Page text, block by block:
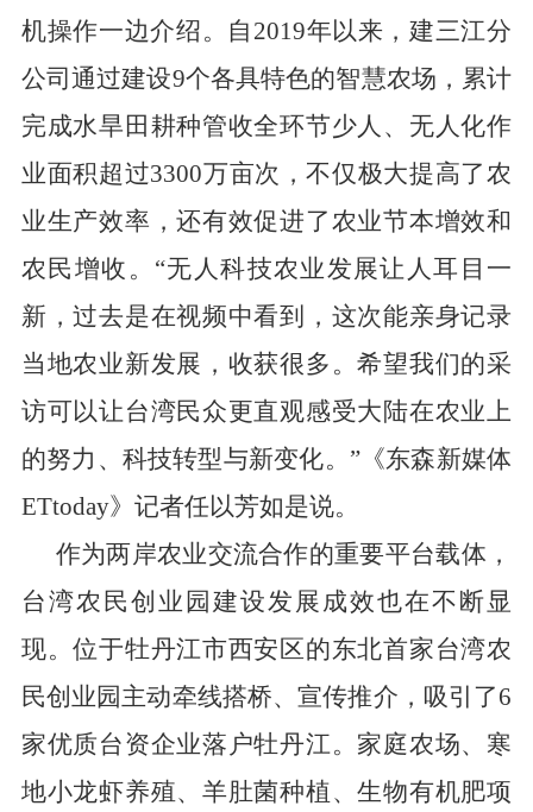
机操作一边介绍。自 2019年以来，建三江分
公司通过建设9个各具特色的智慧农场，累计
完成水旱田耕种管收全环节少人、无人化作
业面积超过3300万亩次，不仅极大提高了农
业生产效率，还有效促进了农业节本增效和
农民增收。“无人科技农业发展让人耳目一
新，过去是在视频中看到，这次能亲身记录
当地农业新发展，收获很多。希望我们的采
访可以让台湾民众更直观感受大陆在农业上
的努力、科技转型与新变化。”《东森新媒体
ETtoday》记者任以芳如是说。
作为两岸农业交流合作的重要平台载体，
台湾农民创业园建设发展成效也在不断显
现。位于牡丹江市西安区的东北首家台湾农
民创业园主动牵线搭桥、宣传推介，吸引了6
家优质台资企业落户牡丹江。家庭农场、寒
地小龙虾养殖、羊肚菌种植、生物有机肥项